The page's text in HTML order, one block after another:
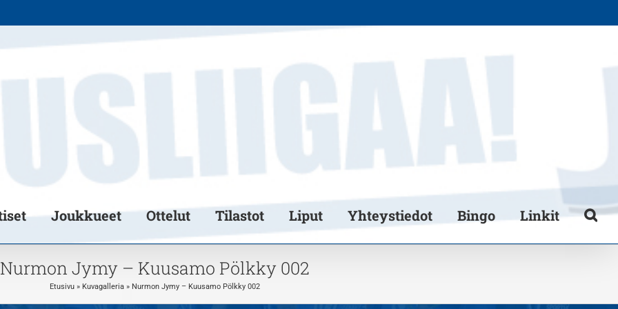
Joukkueet Ottelut Tilastot Liput Yhteystiedot Bingo Linkit
Nurmon Jymy – Kuusamo Pölkky 002
Etusivu» Kuvagalleria» Nurmon Jymy – Kuusamo Pölkky 002